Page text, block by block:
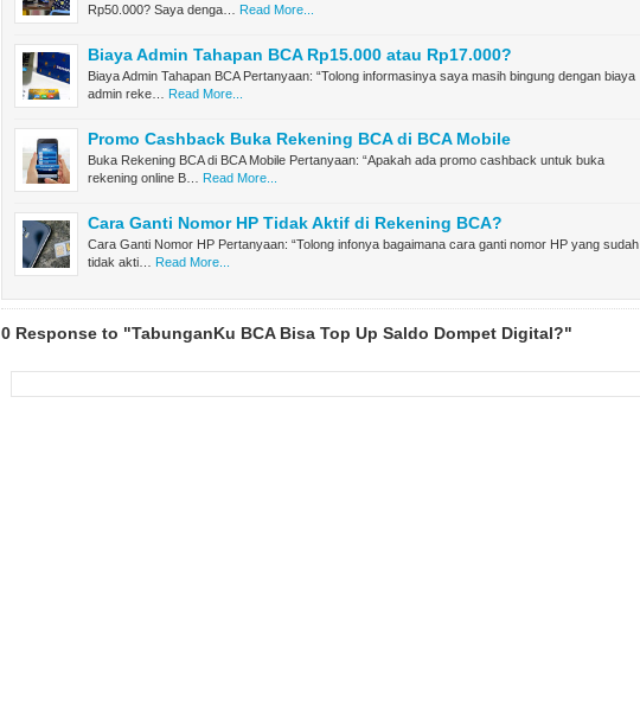
Rp50.000? Saya denga…
Read More...
Biaya Admin Tahapan BCA Rp15.000 atau Rp17.000?
Biaya Admin Tahapan BCA Pertanyaan: “Tolong informasinya saya masih bingung dengan biaya
admin reke…
Read More...
Promo Cashback Buka Rekening BCA di BCA Mobile
Buka Rekening BCA di BCA Mobile Pertanyaan: “Apakah ada promo cashback untuk buka
rekening online B…
Read More...
Cara Ganti Nomor HP Tidak Aktif di Rekening BCA?
Cara Ganti Nomor HP Pertanyaan: “Tolong infonya bagaimana cara ganti nomor HP yang sudah
tidak akti…
Read More...
0 Response to "TabunganKu BCA Bisa Top Up Saldo Dompet Digital?"